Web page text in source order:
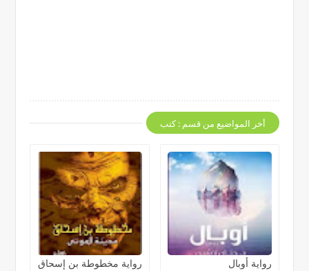
أخر المواضيع من قسم : كتب
رواية أوبال
رواية مخطوطة بن إسحاق